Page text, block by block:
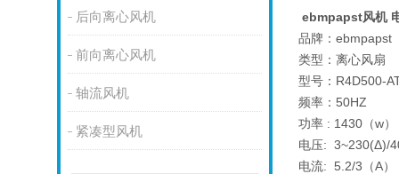
后向离心风机
前向离心风机
轴流风机
紧凑型风机
ebmpapst风机
品牌：ebmpapst
类型：离心风扇
型号：R4D500-
频率：50HZ
功率 : 1430（w）
电压: 3~230(Δ)/
电流: 5.2/3（A）